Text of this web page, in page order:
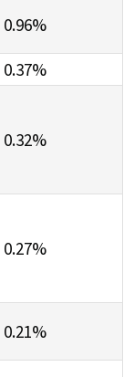
0.96%
0.37%
0.32%
0.27%
0.21%